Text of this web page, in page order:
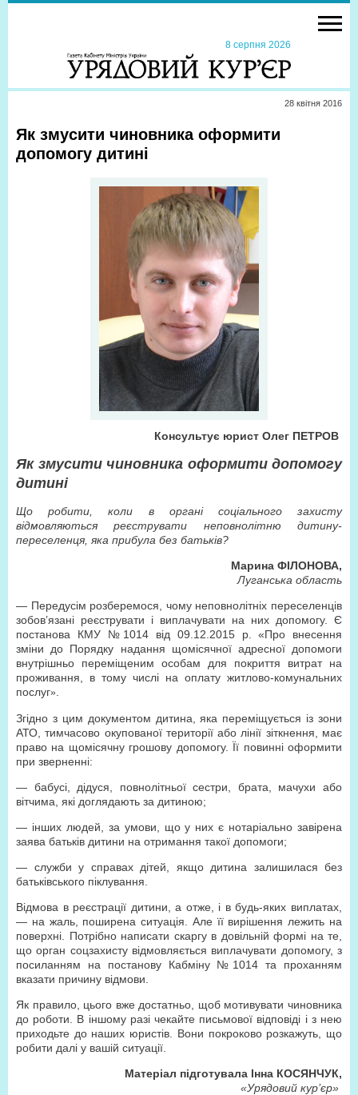
8 серпня 2026
28 квiтня 2016
Як змусити чиновника оформити
допомогу дитині
Консультує юрист Олег ПЕТРОВ
Як змусити чиновника оформити допомогу
дитині
Що робити, коли в органі соціального захисту
відмовляються реєструвати неповнолітню дитину-
переселенця, яка прибула без батьків?
Марина ФІЛОНОВА,
Луганська область
— Передусім розберемося, чому неповнолітніх переселенців
зобов’язані реєструвати і виплачувати на них допомогу. Є
постанова КМУ №1014 від 09.12.2015 р. «Про внесення
зміни до Порядку надання щомісячної адресної допомоги
внутрішньо переміщеним особам для покриття витрат на
проживання, в тому числі на оплату житлово-комунальних
послуг»
Згідно з цим документом дитина, яка переміщується із зони
АТО, тимчасово окупованої території або лінії зіткнення, має
право на щомісячну грошову допомогу. Її повинні оформити
при зверненні:
— бабусі, дідуся, повнолітньої сестри, брата, мачухи або
вітчима, які доглядають за дитиною;
— інших людей, за умови, що у них є нотаріально завірена
заява батьків дитини на отримання такої допомоги;
— служби у справах дітей, якщо дитина залишилася без
батьківського піклування.
Відмова в реєстрації дитини, а отже, і в будь-яких виплатах,
— на жаль, поширена ситуація. Але її вирішення лежить на
поверхні. Потрібно написати скаргу в довільній формі на те,
що орган соцзахисту відмовляється виплачувати допомогу, з
посиланням на постанову Кабміну №1014 та проханням
вказати причину відмови.
Як правило, цього вже достатньо, щоб мотивувати чиновника
до роботи. В іншому разі чекайте письмової відповіді і з нею
приходьте до наших юристів. Вони покроково розкажуть, що
робити далі у вашій ситуації.
Матеріал підготувала Інна КОСЯНЧУК,
«Урядовий кур’єр»